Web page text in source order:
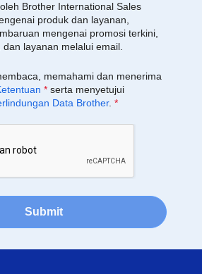
Brother International Sales
produk dan layanan,
mengenai promosi terkini,
layanan melalui email.
memahami dan menerima
* serta menyetujui
Data Brother. *
Submit